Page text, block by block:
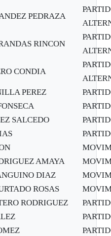
PEDRAZA
RINCON
CONDIA
PEREZ
SALCEDO
AMAYA
DIAZ
ROSAS
RODRIGUEZ